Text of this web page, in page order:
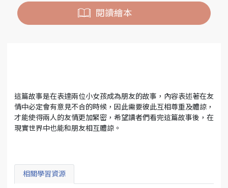
閱讀繪本
這篇故事是在表達兩位小女孩成為朋友的故事，內容表述著在友
情中必定會有意見不合的時候，因此需要彼此互相尊重及體諒，
才能使得兩人的友情更加緊密，希望讀者們看完這篇故事後，在
現實世界中也能和朋友相互體諒。
相關學習資源